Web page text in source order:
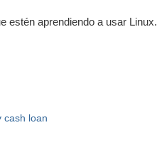
estén aprendiendo a usar Linux.
cash loan